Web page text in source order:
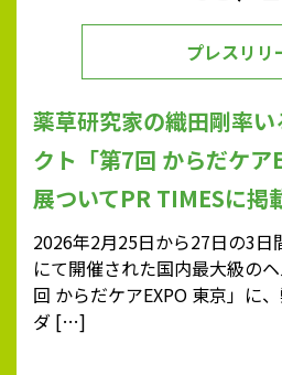
プレスリリ
薬草研究家の織田剛率
クト「第7回 からだケア
展ついてPR TIMESに掲
2026年2月25日から27日の3日
にて開催された国内最大級の
回 からだケアEXPO 東京」に
ダ […]